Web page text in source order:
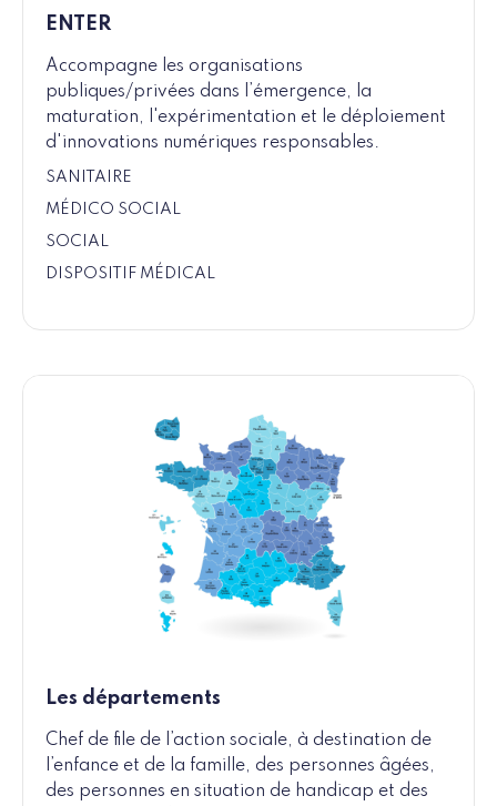
ENTER
Accompagne les organisations
publiques/privées dans l’émergence, la
maturation, l'expérimentation et le déploiement
d'innovations numériques responsables.
SANITAIRE
MÉDICO SOCIAL
SOCIAL
DISPOSITIF MÉDICAL
Les départements
Chef de file de l’action sociale, à destination de
l’enfance et de la famille, des personnes âgées,
des personnes en situation de handicap et des